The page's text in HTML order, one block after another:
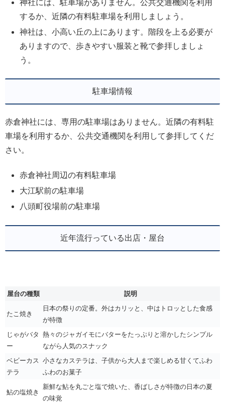
神社には、駐車場がありません。公共交通機関を利用
するか、近隣の有料駐車場を利用しましょう。
神社は、小高い丘の上にあります。階段を上る必要が
ありますので、歩きやすい服装と靴で参拝しましょ
う。
駐車場情報
赤倉神社には、専用の駐車場はありません。近隣の有料駐
車場を利用するか、公共交通機関を利用して参拝してくだ
さい。
赤倉神社周辺の有料駐車場
大江駅前の駐車場
八頭町役場前の駐車場
近年流行っている出店・屋台
屋台の種類 説明
たこ焼き
日本の祭りの定番。外はカリッと、中はトロッとした食感
が特徴
じゃがバタ
ー
熱々のジャガイモにバターをたっぷりと溶かしたシンプル
ながら人気のスナック
ベビーカス
テラ
小さなカステラは、子供から大人まで楽しめる甘くてふわ
ふわのお菓子
鮎の塩焼き
新鮮な鮎を丸ごと塩で焼いた、香ばしさが特徴の日本の夏
の味覚